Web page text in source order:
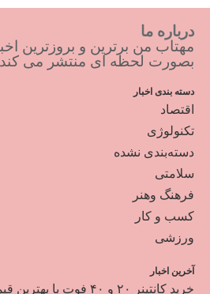
درباره ما
مهتاب من برترین و بروزترین
بصورت لحظه ای منتشر می کند
دسته بندی اخبار
اقتصاد
تکنولوژی
دسته‌بندی نشده
سلامتی
فرهنگ وهنر
کسب و کار
ورزشی
آخرین اخبار
خرید کانتینر ۲۰ و ۴۰ فوت با بهترین قیمت